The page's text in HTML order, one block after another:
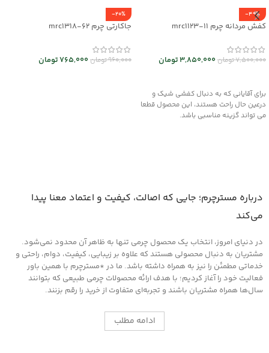
-49%
کفش مردانه چرم mrc1123-11
7,500,000تومان3,850,000تومان
برای آقایانی که به دنبال کفشی شیک و
درعین حال راحت هستند، این محصول قطعا
می تواند گزینه مناسبی باشد.
-20%
جاکارتی چرم mrc1318-62
960,000تومان765,000تومان
درباره مسترچرم؛ جایی که اصالت، کیفیت و اعتماد معنا پیدا
می‌کند
در دنیای امروز، انتخاب یک محصول چرمی تنها به ظاهر آن محدود نمی‌شود.
مشتریان به دنبال محصولی هستند که علاوه بر زیبایی، کیفیت، دوام، راحتی و
خدماتی مطمئن را نیز به همراه داشته باشد. ما در *مسترچرم با همین باور
فعالیت خود را آغاز کردیم؛ با هدف ارائه محصولات چرمی طبیعی که بتوانند
سال‌ها همراه مشتریان باشند و تجربه‌ای متفاوت از خرید را رقم بزنند.
ادامه مطلب